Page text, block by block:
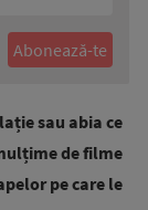
sau abia ce
de filme
pe care le